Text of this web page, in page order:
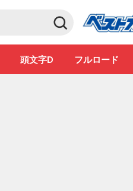
頭文字D フルロード